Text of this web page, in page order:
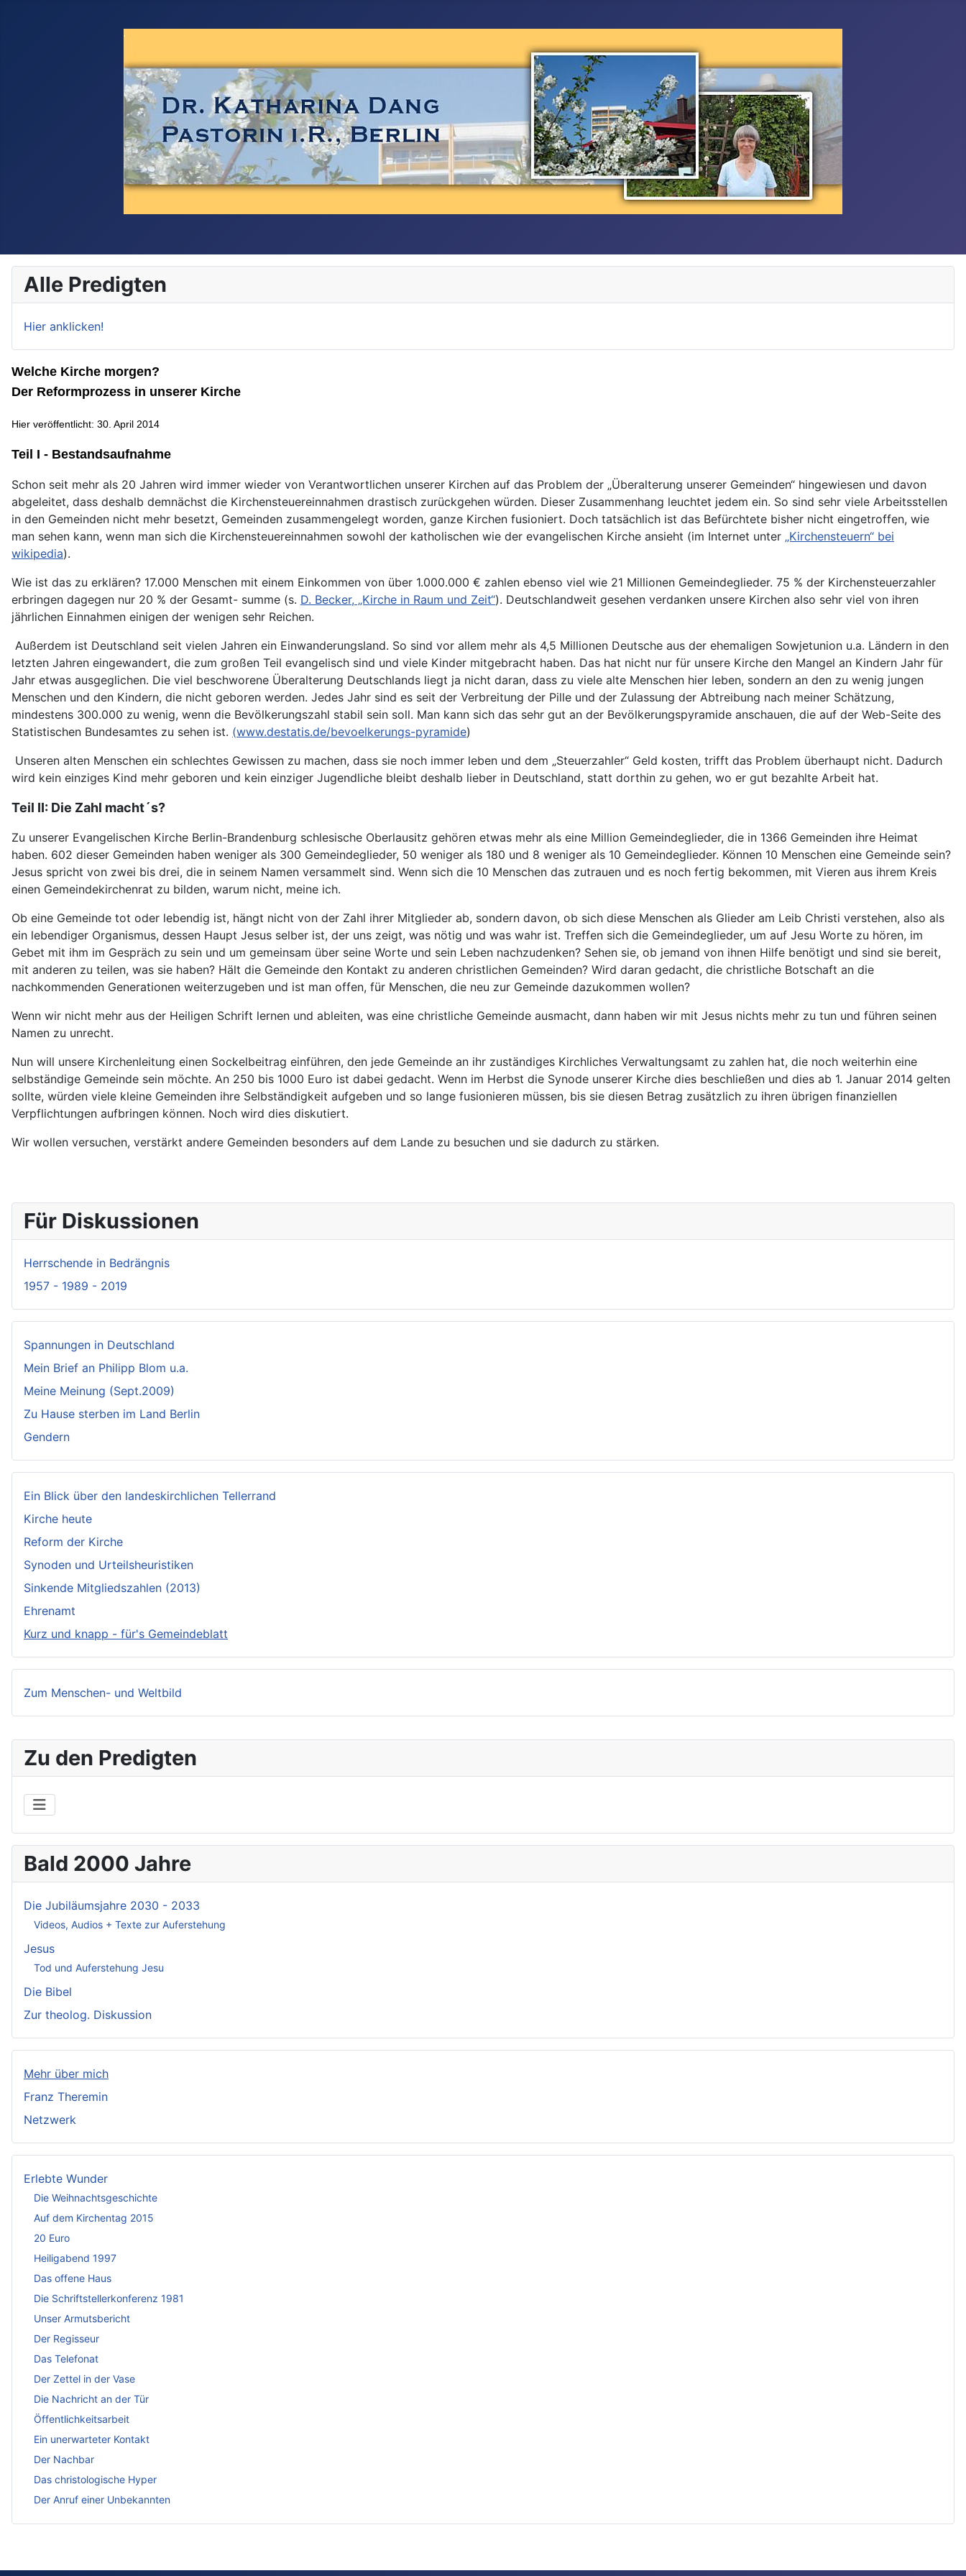
Zu den Predigten
Bald 2000 Jahre
Die Jubiläumsjahre 2030 - 2033
Videos, Audios + Texte zur Auferstehung
Jesus
Tod und Auferstehung Jesu
Die Bibel
Zur theolog. Diskussion
Mehr über mich
Franz Theremin
Netzwerk
Erlebte Wunder
Die Weihnachtsgeschichte
Auf dem Kirchentag 2015
20 Euro
Heiligabend 1997
Das offene Haus
Die Schriftstellerkonferenz 1981
Unser Armutsbericht
Der Regisseur
Das Telefonat
Der Zettel in der Vase
Die Nachricht an der Tür
Öffentlichkeitsarbeit
Ein unerwarteter Kontakt
Der Nachbar
Das christologische Hyper
Der Anruf einer Unbekannten
Alle Predigten
Hier anklicken!
Welche Kirche morgen?
Der Reformprozess in unserer Kirche
Hier veröffentlicht: 30. April 2014
Teil I - Bestandsaufnahme
Schon seit mehr als 20 Jahren wird immer wieder von Verantwortlichen unserer Kirchen auf das Problem der „Überalterung unserer Gemeinden“ hingewiesen und davon
abgeleitet, dass deshalb demnächst die Kirchensteuereinnahmen drastisch zurückgehen würden. Dieser Zusammenhang leuchtet jedem ein. So sind sehr viele Arbeitsstellen
in den Gemeinden nicht mehr besetzt, Gemeinden zusammengelegt worden, ganze Kirchen fusioniert. Doch tatsächlich ist das Befürchtete bisher nicht eingetroffen, wie
man sehen kann, wenn man sich die Kirchensteuereinnahmen sowohl der katholischen wie der evangelischen Kirche ansieht (im Internet unter „Kirchensteuern“ bei
wikipedia).
Wie ist das zu erklären? 17.000 Menschen mit einem Einkommen von über 1.000.000 € zahlen ebenso viel wie 21 Millionen Gemeindeglieder. 75 % der Kirchensteuerzahler
erbringen dagegen nur 20 % der Gesamt- summe (s. D. Becker, „Kirche in Raum und Zeit“). Deutschlandweit gesehen verdanken unsere Kirchen also sehr viel von ihren
jährlichen Einnahmen einigen der wenigen sehr Reichen.
Außerdem ist Deutschland seit vielen Jahren ein Einwanderungsland. So sind vor allem mehr als 4,5 Millionen Deutsche aus der ehemaligen Sowjetunion u.a. Ländern in den
letzten Jahren eingewandert, die zum großen Teil evangelisch sind und viele Kinder mitgebracht haben. Das hat nicht nur für unsere Kirche den Mangel an Kindern Jahr für
Jahr etwas ausgeglichen. Die viel beschworene Überalterung Deutschlands liegt ja nicht daran, dass zu viele alte Menschen hier leben, sondern an den zu wenig jungen
Menschen und den Kindern, die nicht geboren werden. Jedes Jahr sind es seit der Verbreitung der Pille und der Zulassung der Abtreibung nach meiner Schätzung,
mindestens 300.000 zu wenig, wenn die Bevölkerungszahl stabil sein soll. Man kann sich das sehr gut an der Bevölkerungspyramide anschauen, die auf der Web-Seite des
Statistischen Bundesamtes zu sehen ist. (www.destatis.de/bevoelkerungs-pyramide)
Unseren alten Menschen ein schlechtes Gewissen zu machen, dass sie noch immer leben und dem „Steuerzahler“ Geld kosten, trifft das Problem überhaupt nicht. Dadurch
wird kein einziges Kind mehr geboren und kein einziger Jugendliche bleibt deshalb lieber in Deutschland, statt dorthin zu gehen, wo er gut bezahlte Arbeit hat.
Teil II: Die Zahl macht´s?
Zu unserer Evangelischen Kirche Berlin-Brandenburg schlesische Oberlausitz gehören etwas mehr als eine Million Gemeindeglieder, die in 1366 Gemeinden ihre Heimat
haben. 602 dieser Gemeinden haben weniger als 300 Gemeindeglieder, 50 weniger als 180 und 8 weniger als 10 Gemeindeglieder. Können 10 Menschen eine Gemeinde sein?
Jesus spricht von zwei bis drei, die in seinem Namen versammelt sind. Wenn sich die 10 Menschen das zutrauen und es noch fertig bekommen, mit Vieren aus ihrem Kreis
einen Gemeindekirchenrat zu bilden, warum nicht, meine ich.
Ob eine Gemeinde tot oder lebendig ist, hängt nicht von der Zahl ihrer Mitglieder ab, sondern davon, ob sich diese Menschen als Glieder am Leib Christi verstehen, also als
ein lebendiger Organismus, dessen Haupt Jesus selber ist, der uns zeigt, was nötig und was wahr ist. Treffen sich die Gemeindeglieder, um auf Jesu Worte zu hören, im
Gebet mit ihm im Gespräch zu sein und um gemeinsam über seine Worte und sein Leben nachzudenken? Sehen sie, ob jemand von ihnen Hilfe benötigt und sind sie bereit,
mit anderen zu teilen, was sie haben? Hält die Gemeinde den Kontakt zu anderen christlichen Gemeinden? Wird daran gedacht, die christliche Botschaft an die
nachkommenden Generationen weiterzugeben und ist man offen, für Menschen, die neu zur Gemeinde dazukommen wollen?
Wenn wir nicht mehr aus der Heiligen Schrift lernen und ableiten, was eine christliche Gemeinde ausmacht, dann haben wir mit Jesus nichts mehr zu tun und führen seinen
Namen zu unrecht.
Nun will unsere Kirchenleitung einen Sockelbeitrag einführen, den jede Gemeinde an ihr zuständiges Kirchliches Verwaltungsamt zu zahlen hat, die noch weiterhin eine
selbständige Gemeinde sein möchte. An 250 bis 1000 Euro ist dabei gedacht. Wenn im Herbst die Synode unserer Kirche dies beschließen und dies ab 1. Januar 2014 gelten
sollte, würden viele kleine Gemeinden ihre Selbständigkeit aufgeben und so lange fusionieren müssen, bis sie diesen Betrag zusätzlich zu ihren übrigen finanziellen
Verpflichtungen aufbringen können. Noch wird dies diskutiert.
Wir wollen versuchen, verstärkt andere Gemeinden besonders auf dem Lande zu besuchen und sie dadurch zu stärken.
Für Diskussionen
Herrschende in Bedrängnis
1957 - 1989 - 2019
Spannungen in Deutschland
Mein Brief an Philipp Blom u.a.
Meine Meinung (Sept.2009)
Zu Hause sterben im Land Berlin
Gendern
Ein Blick über den landeskirchlichen Tellerrand
Kirche heute
Reform der Kirche
Synoden und Urteilsheuristiken
Sinkende Mitgliedszahlen (2013)
Ehrenamt
Kurz und knapp - für's Gemeindeblatt
Zum Menschen- und Weltbild